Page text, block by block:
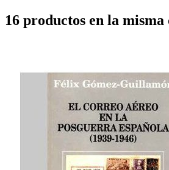
16 productos en la